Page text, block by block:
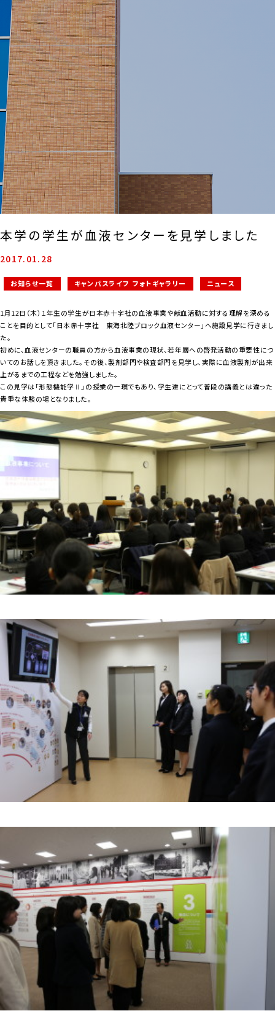
本学の学生が血液センターを見学しました
2017.01.28
お知らせ一覧 キャンパスライフ フォトギャラリー ニュース
1月12日（木）１年生の学生が日本赤十字社の血液事業や献血活動に対する理解を深める
ことを目的として「日本赤十字社 東海北陸ブロック血液センター」へ施設見学に行きまし
た。
初めに、血液センターの職員の方から血液事業の現状、若年層への啓発活動の重要性につ
いてのお話しを頂きました。その後、製剤部門や検査部門を見学し、実際に血液製剤が出来
上がるまでの工程などを勉強しました。
この見学は「形態機能学Ⅱ」の授業の一環でもあり、学生達にとって普段の講義とは違った
貴重な体験の場となりました。